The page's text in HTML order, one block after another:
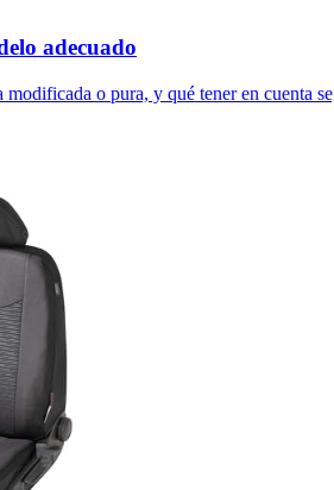
adecuado
o pura, y qué tener en cuenta